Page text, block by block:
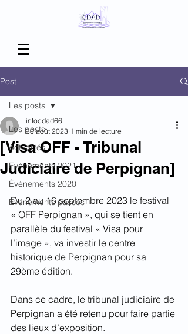
Post
Les posts
Actualités
Evénements 2021
Événements 2020
Événements passés
Les posts
[Visa OFF - Tribunal
Judiciaire de Perpignan]
infocdad66
30 août 2023 1 min de lecture
Du 2 au 16 septembre 2023 le festival
« OFF Perpignan », qui se tient en
parallèle du festival « Visa pour
l’image », va investir le centre
historique de Perpignan pour sa
29ème édition.
Dans ce cadre, le tribunal judiciaire de
Perpignan a été retenu pour faire partie
des lieux d’exposition.